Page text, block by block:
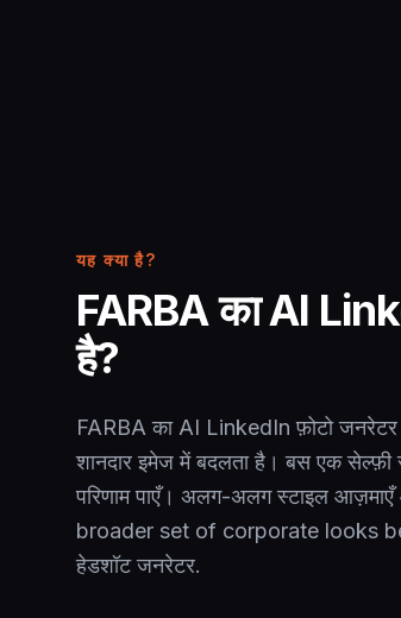
यह क्या है?
FARBA का AI
है?
FARBA का AI LinkedIn फ़ोटो
शानदार इमेज में बदलता है। बस एक
परिणाम पाएँ। अलग-अलग स्टाइल
broader set of corporate looks
हेडशॉट जनरेटर.